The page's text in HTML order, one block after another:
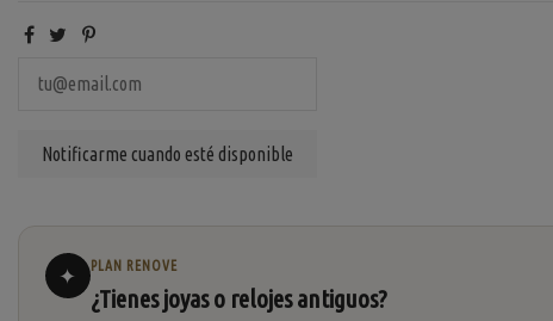
✦ PLAN RENOVE
¿Tienes joyas o relojes antiguos?